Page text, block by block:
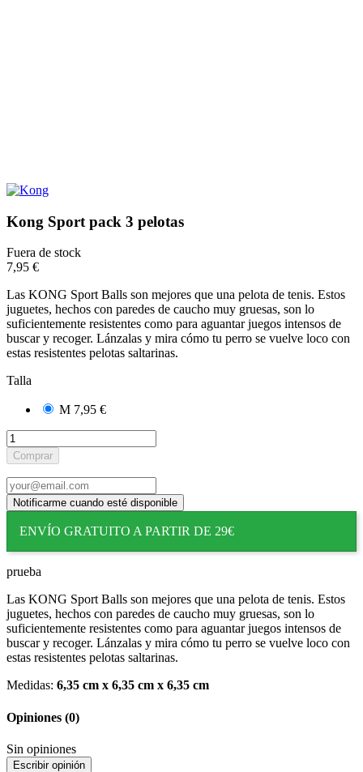
Kong Sport pack 3 pelotas
Fuera de stock
7,95 €
Las KONG Sport Balls son mejores que una pelota de tenis. Estos
juguetes, hechos con paredes de caucho muy gruesas, son lo
suficientemente resistentes como para aguantar juegos intensos de
buscar y recoger. Lánzalas y mira cómo tu perro se vuelve loco con
estas resistentes pelotas saltarinas.
Talla
M 7,95 €
Comprar
ENVÍO GRATUITO A PARTIR DE 29€
prueba
Las KONG Sport Balls son mejores que una pelota de tenis. Estos
juguetes, hechos con paredes de caucho muy gruesas, son lo
suficientemente resistentes como para aguantar juegos intensos de
buscar y recoger. Lánzalas y mira cómo tu perro se vuelve loco con
estas resistentes pelotas saltarinas.
Medidas: 6,35 cm x 6,35 cm x 6,35 cm
Opiniones (0)
Sin opiniones
Escribir opinión